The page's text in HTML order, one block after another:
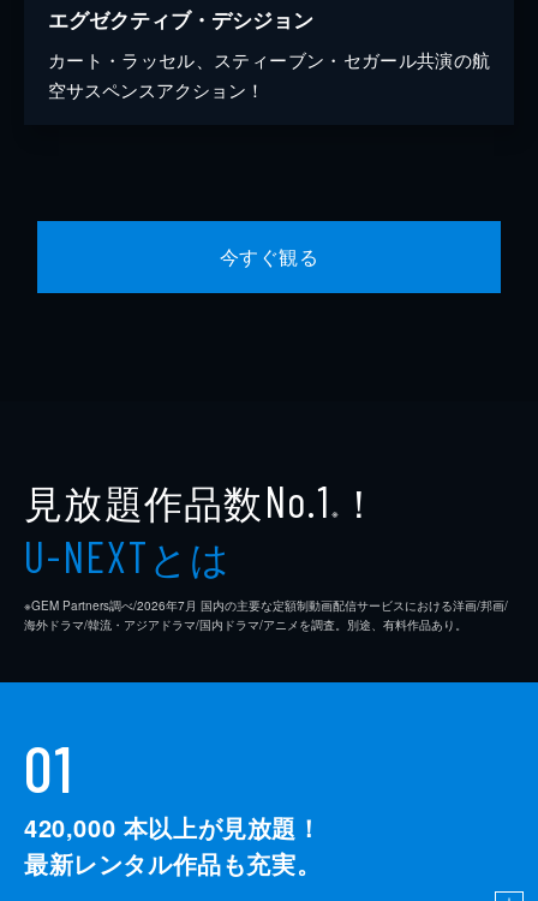
エグゼクティブ・デシジョン
カート・ラッセル、スティーブン・セガール共演の航
空サスペンスアクション！
今すぐ観る
見放題作品数No.1 ※ ！
U-NEXTとは
※GEM Partners調べ/2026年7⽉ 国内の主要な定額制動画配信サービスにおける洋画/邦画/
海外ドラマ/韓流・アジアドラマ/国内ドラマ/アニメを調査。別途、有料作品あり。
01
420,000 本以上が見放題！
最新レンタル作品も充実。